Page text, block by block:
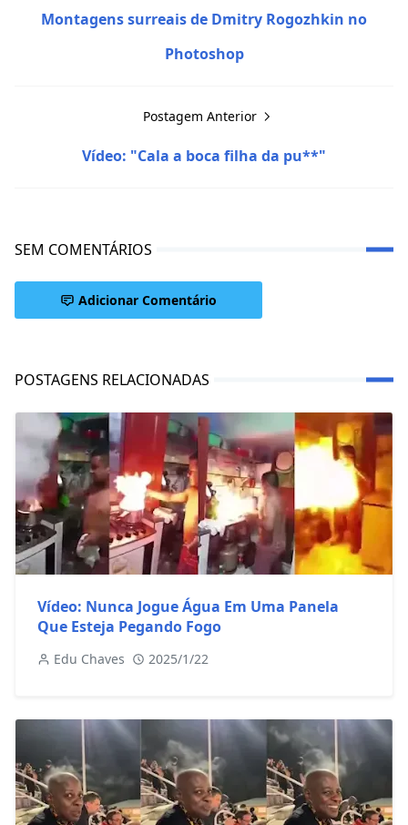
Montagens surreais de Dmitry Rogozhkin no
Photoshop
Postagem Anterior
Vídeo: "Cala a boca filha da pu**"
SEM COMENTÁRIOS
Adicionar Comentário
POSTAGENS RELACIONADAS
Vídeo: Nunca Jogue Água Em Uma Panela
Que Esteja Pegando Fogo
Edu Chaves 2025/1/22